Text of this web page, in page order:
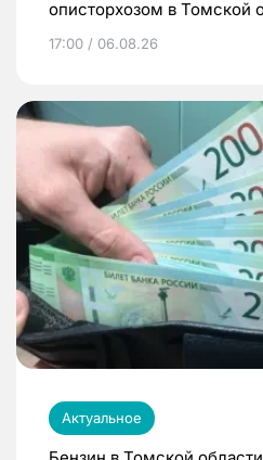
описторхозом в Томской
17:00 / 06.08.26
Актуальное